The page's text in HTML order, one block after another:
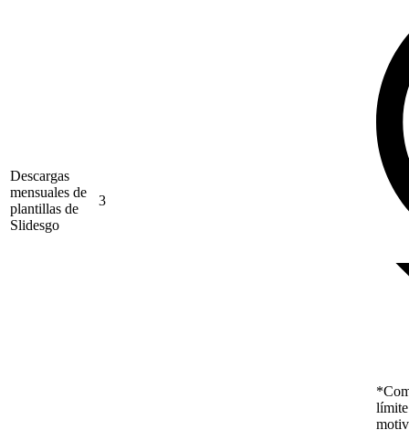
Descargas
mensuales de
plantillas de
Slidesgo
3
límite